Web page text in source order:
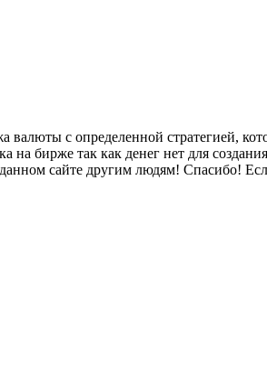
валюты с определенной стратегией,
на бирже так как денег нет для
сайте другим людям! Спасибо!